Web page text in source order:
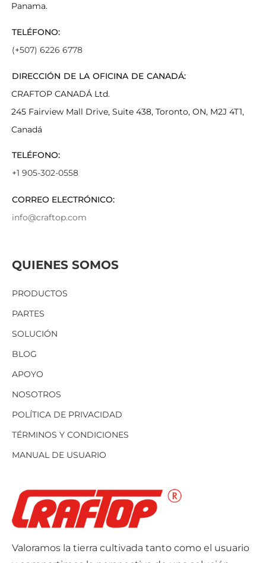
Valoramos la tierra cultivada tanto como el usuario
QUIENES SOMOS
PRODUCTOS
PARTES
SOLUCIÓN
BLOG
APOYO
NOSOTROS
POLÍTICA DE PRIVACIDAD
TÉRMINOS Y CONDICIONES
MANUAL DE USUARIO
Panama.
TELÉFONO:
(+507) 6226 6778
DIRECCIÓN DE LA OFICINA DE CANADÁ:
CRAFTOP CANADÁ Ltd.
245 Fairview Mall Drive, Suite 438, Toronto, ON, M2J 4T1,
Canadá
TELÉFONO:
+1 905-302-0558
CORREO ELECTRÓNICO:
info@craftop.com